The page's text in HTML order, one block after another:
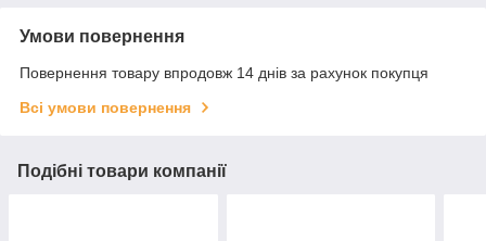
Умови повернення
Повернення товару впродовж 14 днів за рахунок покупця
Всі умови повернення
Подібні товари компанії